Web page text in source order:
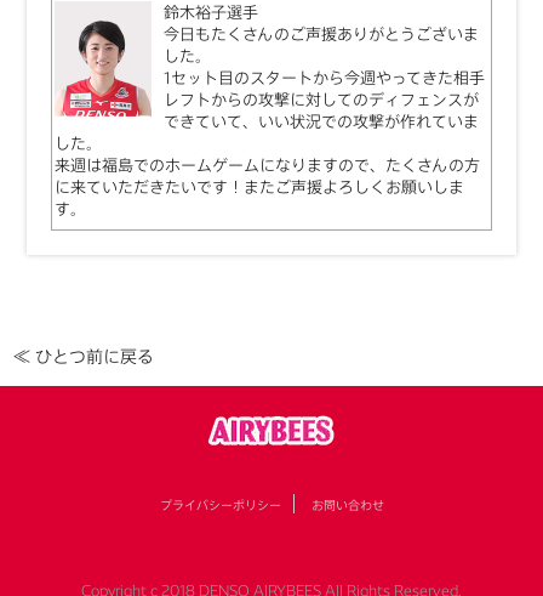
鈴木裕子選手
今日もたくさんのご声援ありがとうございま
した。
1セット目のスタートから今週やってきた相手
レフトからの攻撃に対してのディフェンスが
できていて、いい状況での攻撃が作れていま
した。
来週は福島でのホームゲームになりますので、たくさんの方
に来ていただきたいです！またご声援よろしくお願いしま
す。
≪ ひとつ前に戻る
プライバシーポリシー お問い合わせ
Copyright c 2018 DENSO AIRYBEES All Rights Reserved.